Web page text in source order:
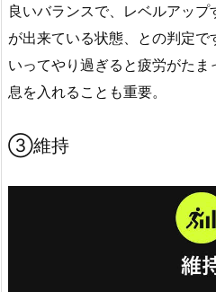
良いバランスで、レベルアッ
が出来ている状態、との判定で
いってやり過ぎると疲労がた
息を入れることも重要。
③維持